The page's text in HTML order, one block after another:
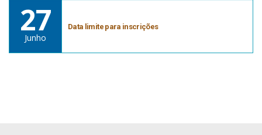
27
Junho
Data limite para inscrições